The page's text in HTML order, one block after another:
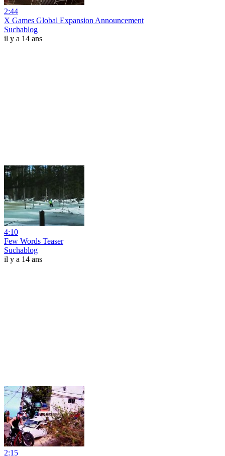
2:44
X Games Global Expansion Announcement
Suchablog
il y a 14 ans
4:10
Few Words Teaser
Suchablog
il y a 14 ans
2:15